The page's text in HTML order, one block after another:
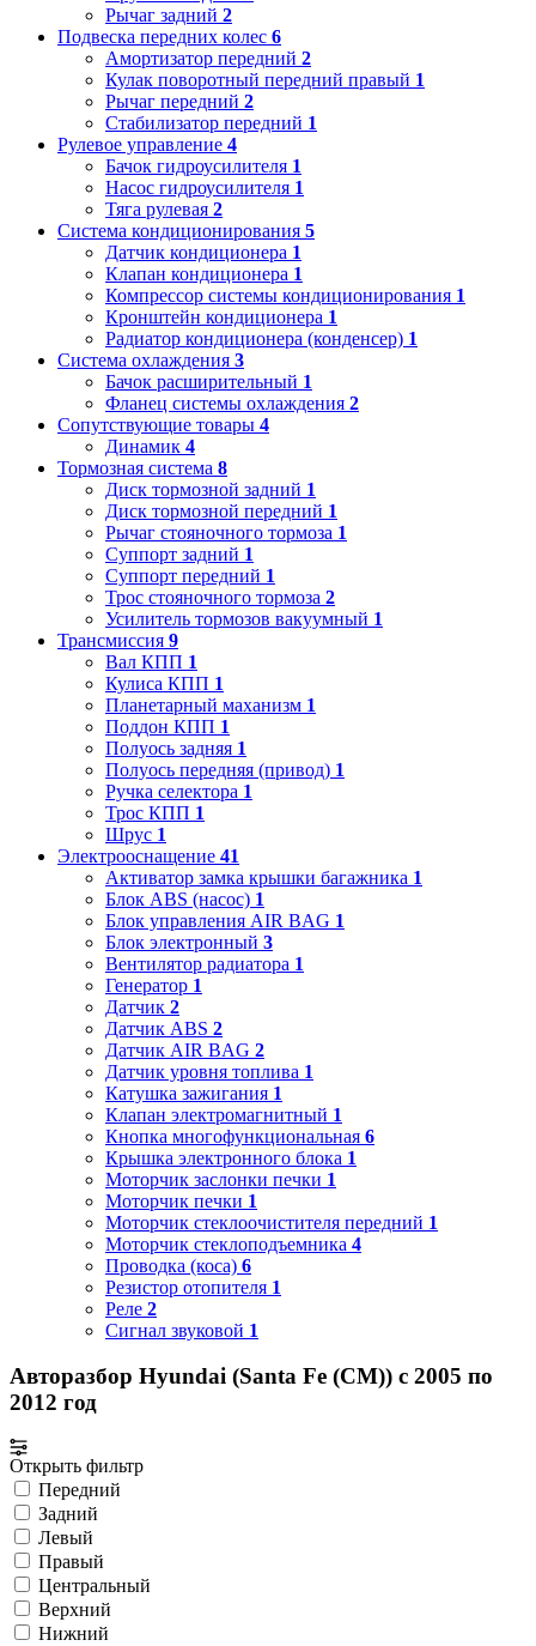
Рычаг задний 2
Подвеска передних колес 6
Амортизатор передний 2
Кулак поворотный передний правый 1
Рычаг передний 2
Стабилизатор передний 1
Рулевое управление 4
Бачок гидроусилителя 1
Насос гидроусилителя 1
Тяга рулевая 2
Система кондиционирования 5
Датчик кондиционера 1
Клапан кондиционера 1
Компрессор системы кондиционирования 1
Кронштейн кондиционера 1
Радиатор кондиционера (конденсер) 1
Система охлаждения 3
Бачок расширительный 1
Фланец системы охлаждения 2
Сопутствующие товары 4
Динамик 4
Тормозная система 8
Диск тормозной задний 1
Диск тормозной передний 1
Рычаг стояночного тормоза 1
Суппорт задний 1
Суппорт передний 1
Трос стояночного тормоза 2
Усилитель тормозов вакуумный 1
Трансмиссия 9
Вал КПП 1
Кулиса КПП 1
Планетарный маханизм 1
Поддон КПП 1
Полуось задняя 1
Полуось передняя (привод) 1
Ручка селектора 1
Трос КПП 1
Шрус 1
Электрооснащение 41
Активатор замка крышки багажника 1
Блок ABS (насос) 1
Блок управления AIR BAG 1
Блок электронный 3
Вентилятор радиатора 1
Генератор 1
Датчик 2
Датчик ABS 2
Датчик AIR BAG 2
Датчик уровня топлива 1
Катушка зажигания 1
Клапан электромагнитный 1
Кнопка многофункциональная 6
Крышка электронного блока 1
Моторчик заслонки печки 1
Моторчик печки 1
Моторчик стеклоочистителя передний 1
Моторчик стеклоподъемника 4
Проводка (коса) 6
Резистор отопителя 1
Реле 2
Сигнал звуковой 1
Авторазбор Hyundai (Santa Fe (CM)) с 2005 по
2012 год
Открыть фильтр
Передний
Задний
Левый
Правый
Центральный
Верхний
Нижний